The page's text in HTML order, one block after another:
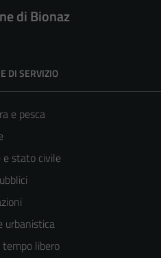
di Bionaz
DI SERVIZIO
e pesca
e stato civile
urbanistica
libero